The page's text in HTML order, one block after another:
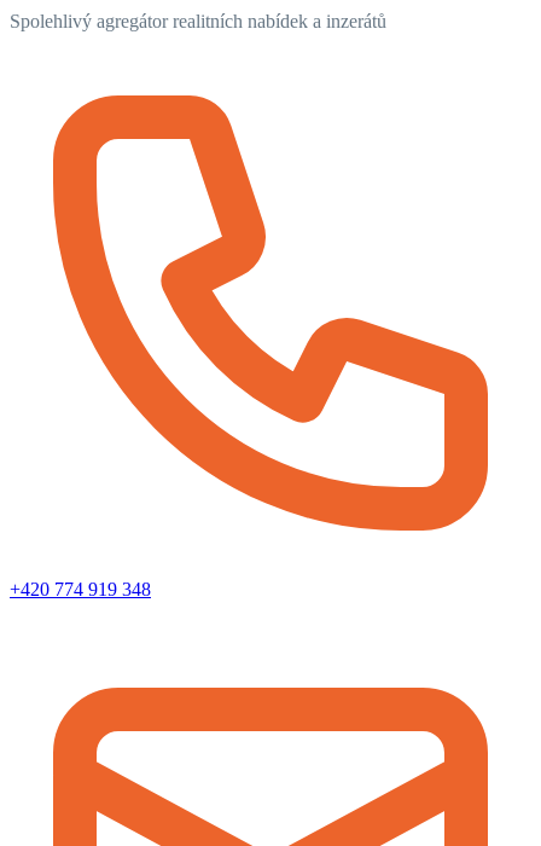
Spolehlivý agregátor realitních nabídek a inzerátů
+420 774 919 348